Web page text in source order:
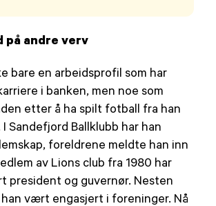
på andre verv
bare en arbeidsprofil som har
i banken, men noe som
etter å ha spilt fotball fra han
Sandefjord Ballklubb har han
foreldrene meldte han inn
av Lions club fra 1980 har
president og guvernør. Nesten
vært engasjert i foreninger. Nå